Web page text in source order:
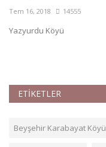
Tem 16, 2018 14555
Yazyurdu Köyü
ETİKETLER
Beyşehir Karabayat Köyü